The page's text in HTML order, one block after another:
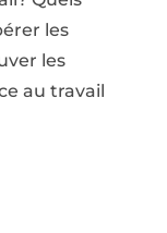
les
les
au travail